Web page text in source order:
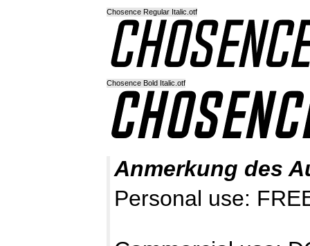
Chosence Regular Italic.otf
Chosence Bold Italic.otf
Anmerkung des
Personal use: